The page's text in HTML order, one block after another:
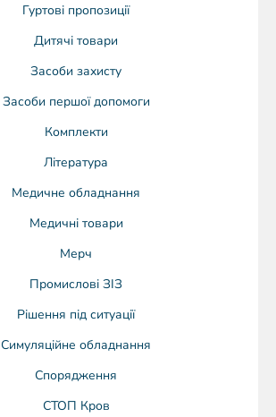
Гуртові пропозиції
Дитячі товари
Засоби захисту
Засоби першої допомоги
Комплекти
Література
Медичне обладнання
Медичні товари
Мерч
Промислові ЗІЗ
Рішення під ситуації
Симуляційне обладнання
Спорядження
СТОП Кров